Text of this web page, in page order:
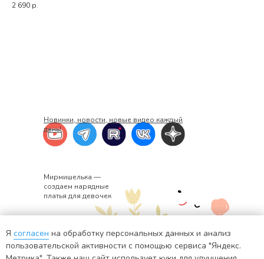
2 690 р.
Мирмишелька —
создаем нарядные
платья для девочек
+7 920 382-34-02 ИНН: 441401571176
Новинки, новости, новые видео каждый
день!
Я согласен на обработку персональных данных и анализ
пользовательской активности с помощью сервиса "Яндекс.